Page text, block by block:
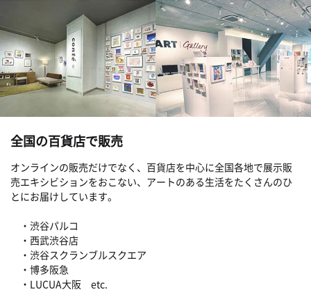
全国の百貨店で販売
オンラインの販売だけでなく、百貨店を中心に全国各地で展示販
売エキシビションをおこない、アートのある生活をたくさんのひ
とにお届けしています。
・渋谷パルコ
・西武渋谷店
・渋谷スクランブルスクエア
・博多阪急
・LUCUA大阪 etc.